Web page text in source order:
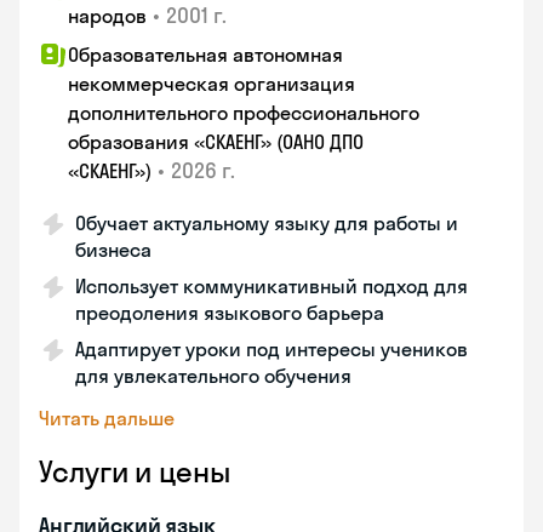
народов • 2001 г.
Образовательная автономная
некоммерческая организация
дополнительного профессионального
образования «СКАЕНГ» (ОАНО ДПО
«СКАЕНГ») • 2026 г.
Обучает актуальному языку для работы и
бизнеса
Использует коммуникативный подход для
преодоления языкового барьера
Адаптирует уроки под интересы учеников
для увлекательного обучения
Читать дальше
Услуги и цены
Английский язык